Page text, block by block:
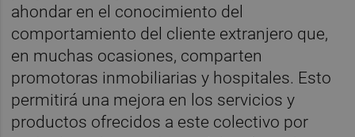
ahondar en el conocimiento del
comportamiento del cliente extranjero que,
en muchas ocasiones, comparten
promotoras inmobiliarias y hospitales. Esto
permitirá una mejora en los servicios y
productos ofrecidos a este colectivo por